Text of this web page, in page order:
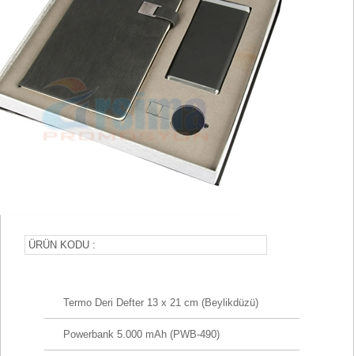
ÜRÜN KODU :
Termo Deri Defter 13 x 21 cm (Beylikdüzü)
Powerbank 5.000 mAh (PWB-490)